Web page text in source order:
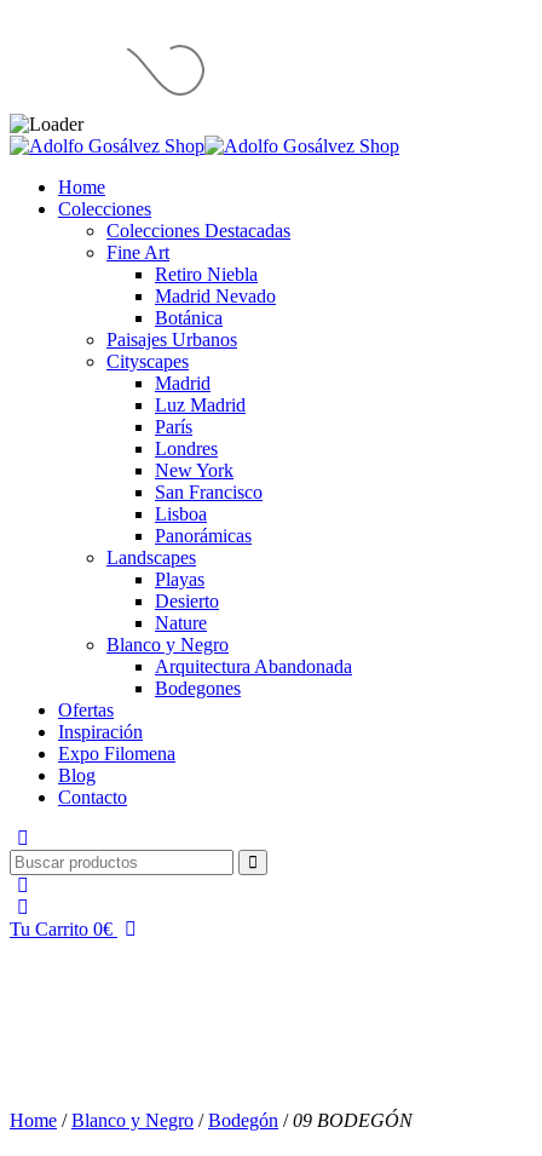
Home
Colecciones
Colecciones Destacadas
Fine Art
Retiro Niebla
Madrid Nevado
Botánica
Paisajes Urbanos
Cityscapes
Madrid
Luz Madrid
París
Londres
New York
San Francisco
Lisboa
Panorámicas
Landscapes
Playas
Desierto
Nature
Blanco y Negro
Arquitectura Abandonada
Bodegones
Ofertas
Inspiración
Expo Filomena
Blog
Contacto
Tu Carrito 0€
Home /Blanco y Negro /Bodegón /09 BODEGÓN